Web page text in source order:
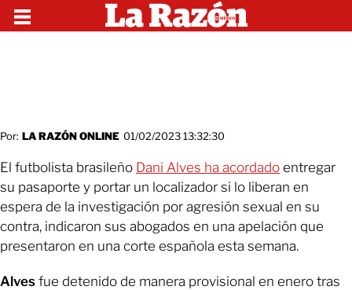
Por: LA RAZÓN ONLINE 01/02/2023 13:32:30
El futbolista brasileño Dani Alves ha acordado entregar
su pasaporte y portar un localizador si lo liberan en
espera de la investigación por agresión sexual en su
contra, indicaron sus abogados en una apelación que
presentaron en una corte española esta semana.
Alves fue detenido de manera provisional en enero tras